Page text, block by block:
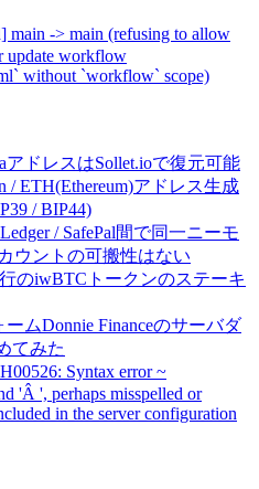
main -> main (refusing to allow
update workflow
without `workflow` scope)
アドレスはSollet.ioで復元可能
/ ETH(Ethereum)アドレス生成
/ BIP44)
/ SafePal間で同一ニーモ
ウントの可搬性はない
のiwBTCトークンのステーキ
ムDonnie Financeのサーバダ
てみた
Syntax error ~
'Â ', perhaps misspelled or
in the server configuration